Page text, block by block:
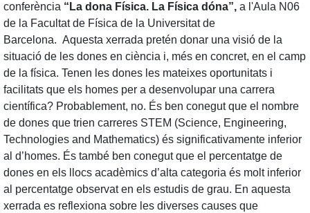
conferència “La dona Física. La Física dóna”, a l'Aula N06
de la Facultat de Física de la Universitat de
Barcelona. Aquesta xerrada pretén donar una visió de la
situació de les dones en ciència i, més en concret, en el camp
de la física. Tenen les dones les mateixes oportunitats i
facilitats que els homes per a desenvolupar una carrera
científica? Probablement, no. És ben conegut que el nombre
de dones que trien carreres STEM (Science, Engineering,
Technologies and Mathematics) és significativamente inferior
al d’homes. És també ben conegut que el percentatge de
dones en els llocs acadèmics d’alta categoria és molt inferior
al percentatge observat en els estudis de grau. En aquesta
xerrada es reflexiona sobre les diverses causes que